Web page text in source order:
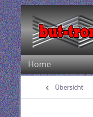
Home
Übersicht